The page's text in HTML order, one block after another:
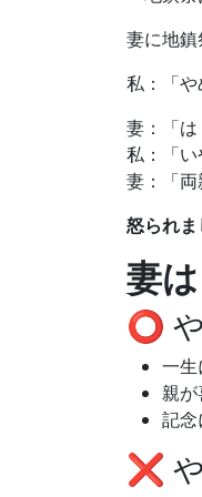
妻に地鎮
私：「や
妻：「は
私：「
妻：「両
怒られま
妻
⭕
一生
親
記念
❌